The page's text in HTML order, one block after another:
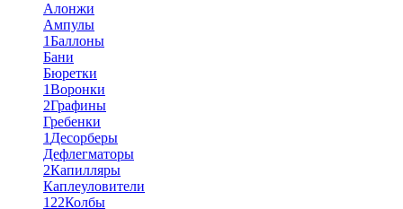
Алонжи
Ампулы
1Баллоны
Бани
Бюретки
1Воронки
2Графины
Гребенки
1 Десорберы
Дефлегматоры
2Капилляры
Каплеуловители
122Колбы